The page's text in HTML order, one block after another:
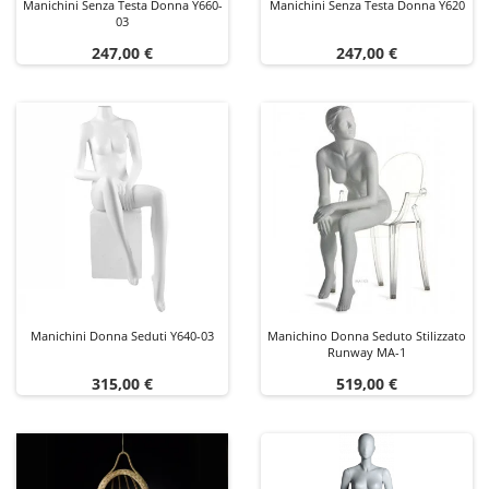
Manichini Senza Testa Donna Y660-
03
Prezzo
247,00 €
Manichini Senza Testa Donna Y620
Prezzo
247,00 €
Manichini Donna Seduti Y640-03
Prezzo
315,00 €
Manichino Donna Seduto Stilizzato
Runway MA-1
Prezzo
519,00 €